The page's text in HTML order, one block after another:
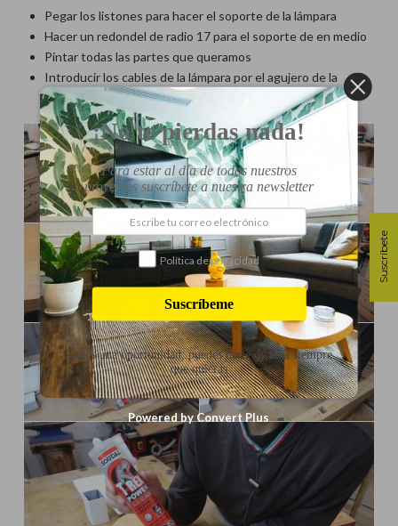
Pegar los listones para hacer el soporte de la lámpara
Hacer un redondel de radio 17 para el soporte de en medio
Pintar todas las partes que queramos
Introducir los cables de la lámpara por el agujero de la
madera de en medio para que así no se vean
Suscríbete
¡No te pierdas nada!
Para estar al día de todos nuestros
proyectos suscríbete a nuestra newsletter
Política de privacidad
Suscríbeme
Danos una oportunidad, puedes darte de baja siempre
que quieras
Powered by Convert Plus